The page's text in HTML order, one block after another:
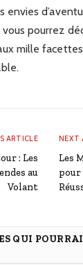
envies
vous pourrez
mille
ARTICLE
: Les
au
Volant
NEXT
Les
pour
QUI